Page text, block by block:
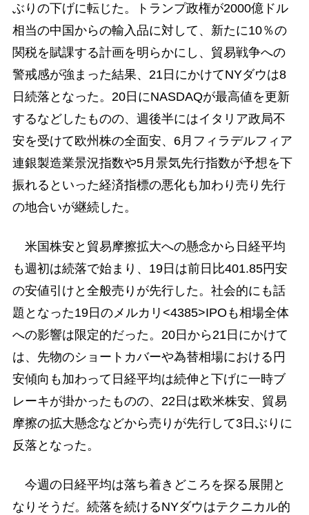
ぶりの下げに転じた。トランプ政権が2000億ドル
相当の中国からの輸入品に対して、新たに10％の
関税を賦課する計画を明らかにし、貿易戦争への
警戒感が強まった結果、21日にかけてNYダウは8
日続落となった。20日にNASDAQが最高値を更新
するなどしたものの、週後半にはイタリア政局不
安を受けて欧州株の全面安、6月フィラデルフィア
連銀製造業景況指数や5月景気先行指数が予想を下
振れるといった経済指標の悪化も加わり売り先行
の地合いが継続した。
米国株安と貿易摩擦拡大への懸念から日経平均
も週初は続落で始まり、19日は前日比401.85円安
の安値引けと全般売りが先行した。社会的にも話
題となった19日のメルカリ<4385>IPOも相場全体
への影響は限定的だった。20日から21日にかけて
は、先物のショートカバーや為替相場における円
安傾向も加わって日経平均は続伸と下げに一時ブ
レーキが掛かったものの、22日は欧米株安、貿易
摩擦の拡大懸念などから売りが先行して3日ぶりに
反落となった。
今週の日経平均は落ち着きどころを探る展開と
なりそうだ。続落を続けるNYダウはテクニカル的